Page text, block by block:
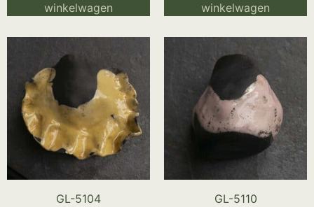
winkelwagen
winkelwagen
GL-5104 GL-5110